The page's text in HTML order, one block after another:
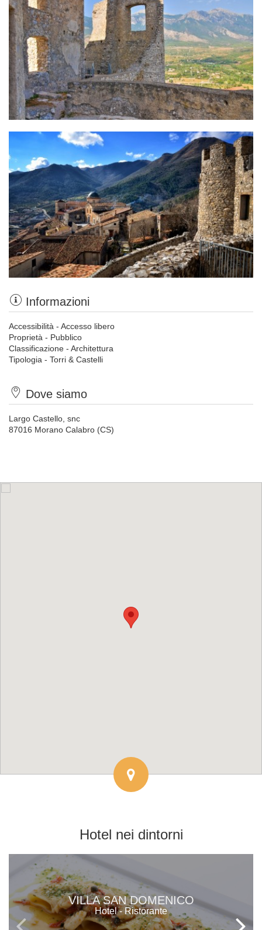
Informazioni
Accessibilità - Accesso libero
Proprietà - Pubblico
Classificazione - Architettura
Tipologia - Torri & Castelli
Dove siamo
Largo Castello, snc
87016 Morano Calabro (CS)
Hotel nei dintorni
VILLA SAN DOMENICO
Hotel - Ristorante